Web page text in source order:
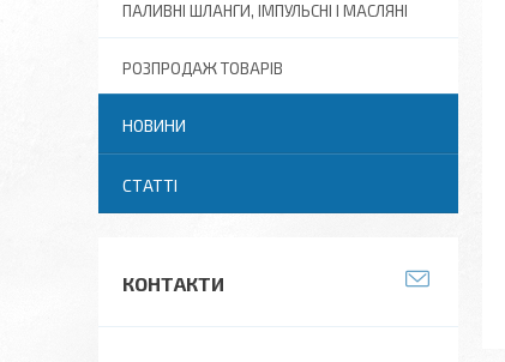
ПАЛИВНІ ШЛАНГИ, ІМПУЛЬСНІ І МАСЛЯНІ
РОЗПРОДАЖ ТОВАРІВ
НОВИНИ
СТАТТІ
КОНТАКТИ